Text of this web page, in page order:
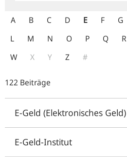
A B C D E F G
L
M N O P Q R
W
X Y Z #
122 Beiträge
E-Geld (Elektronisches Geld)
E-Geld-Institut